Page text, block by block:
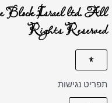
Block Israel ltd. All
Rights Reserved
תפריט נגישות